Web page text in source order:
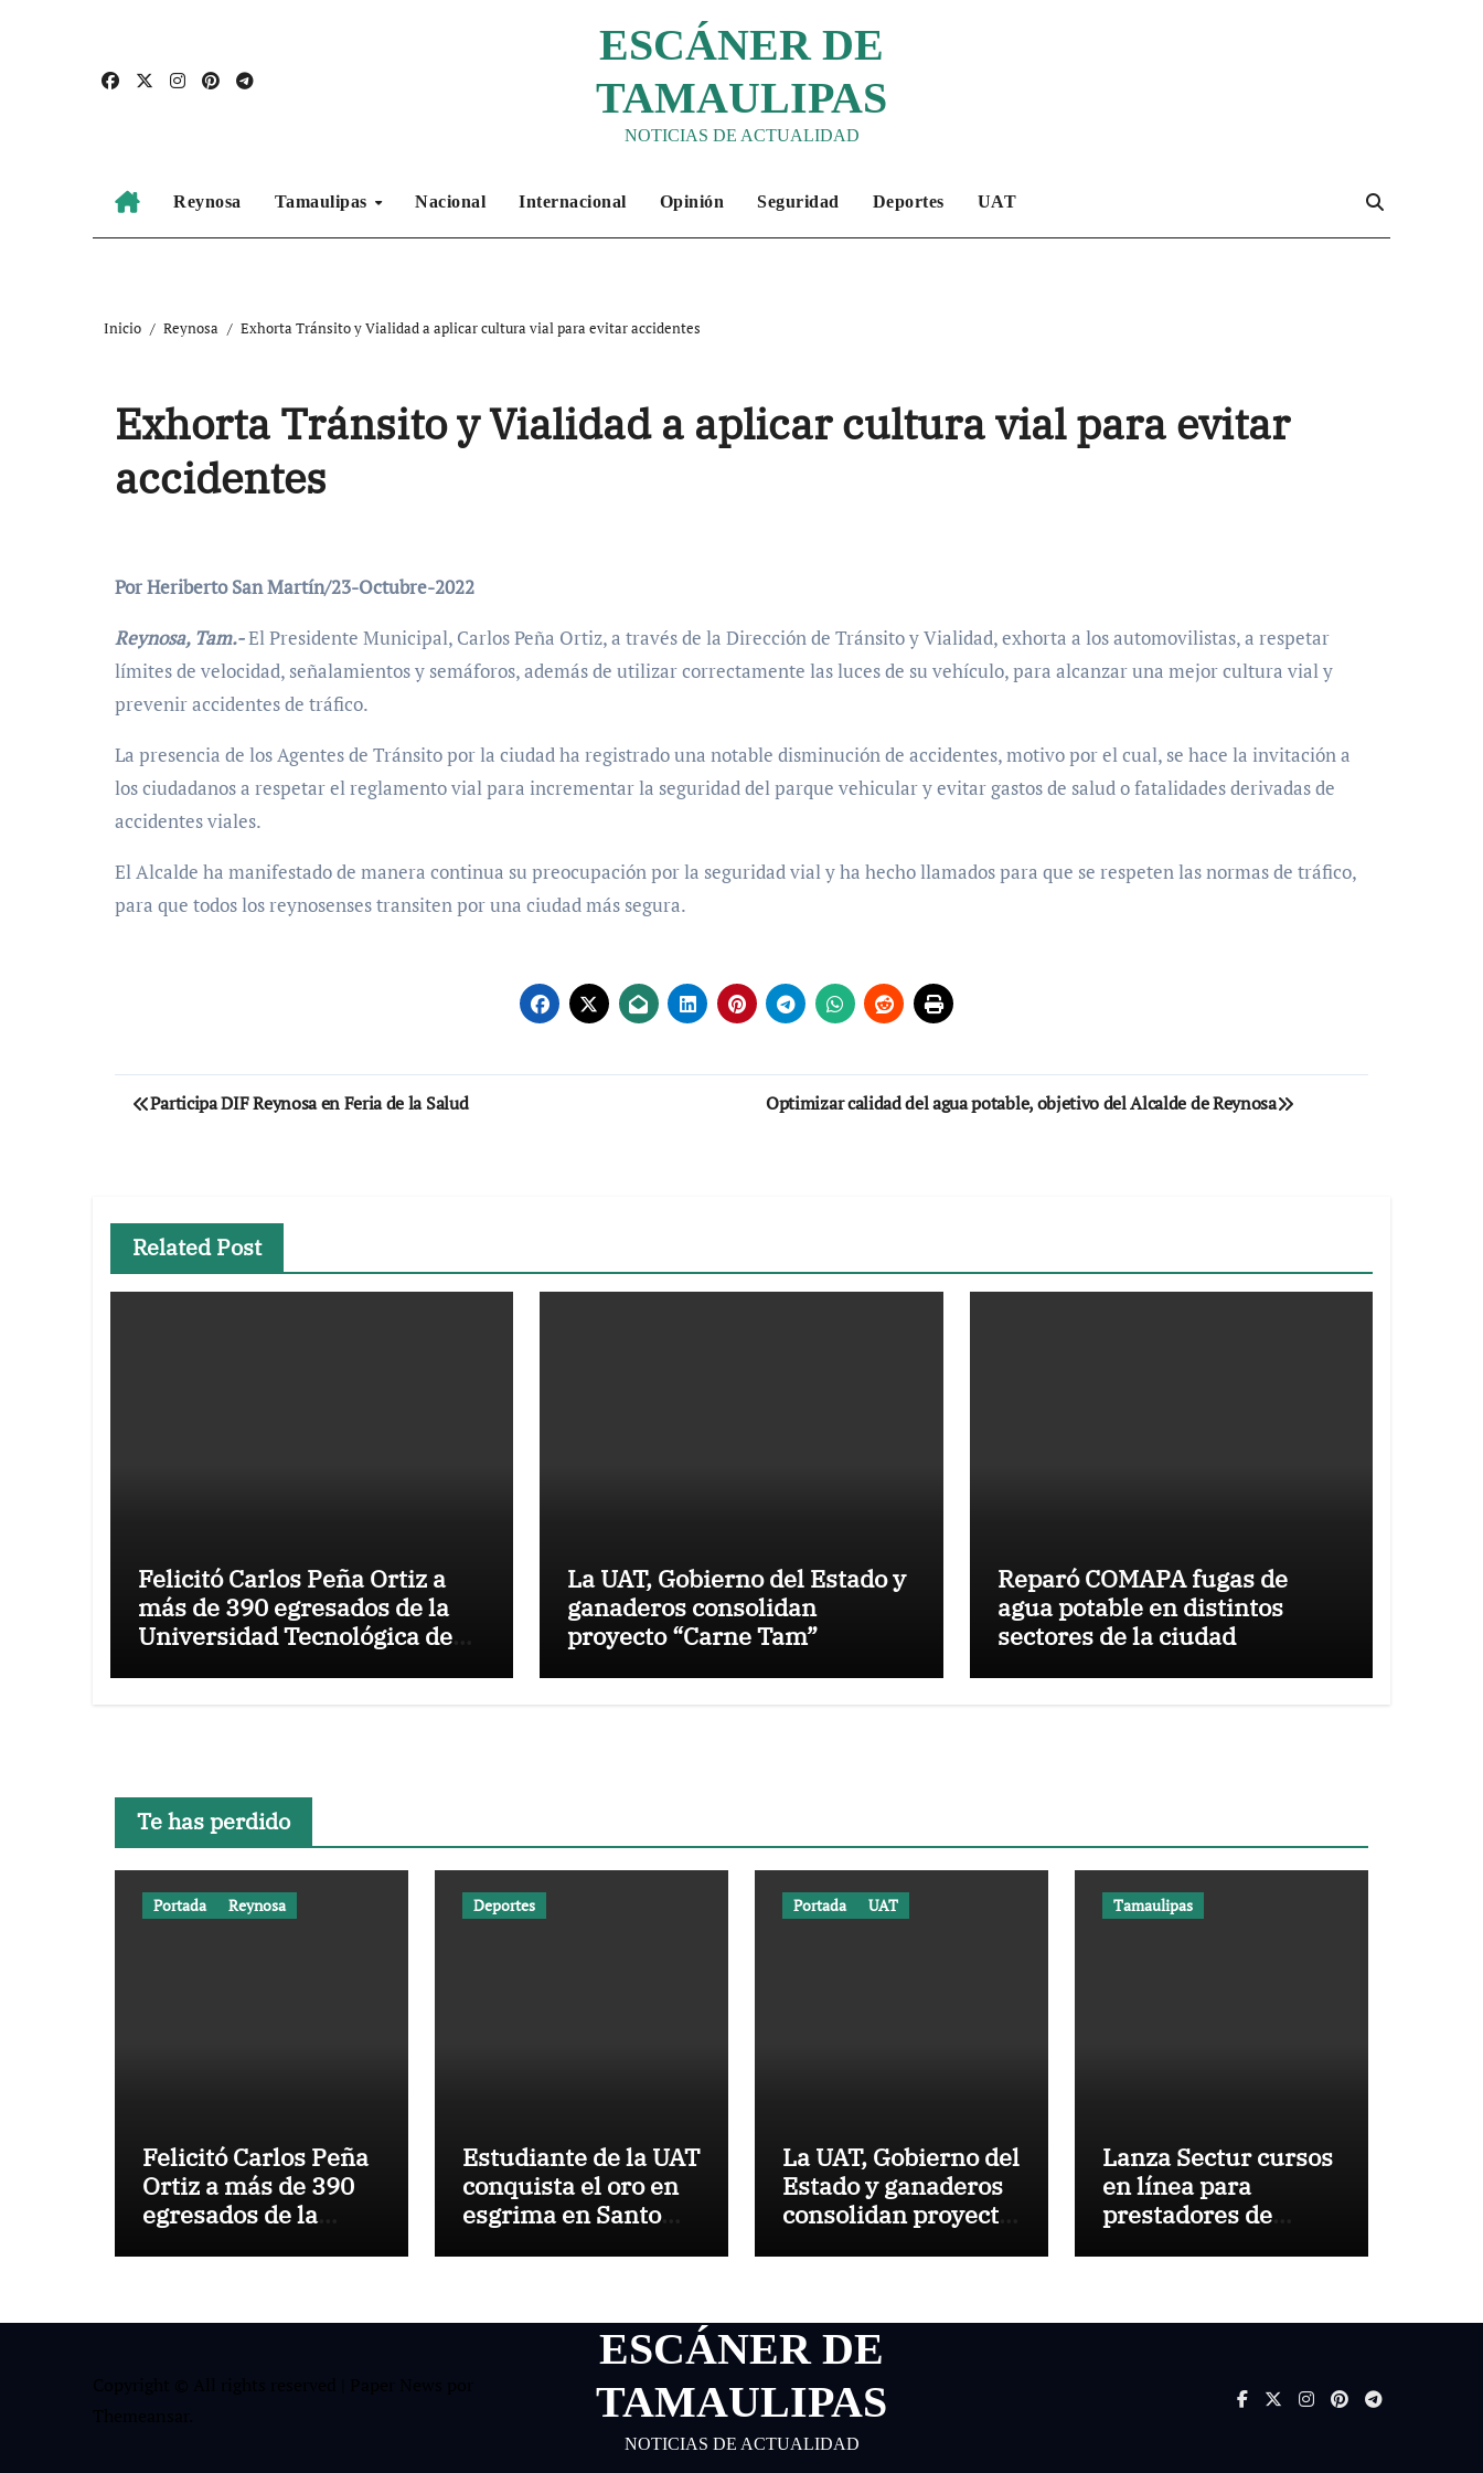
ESCÁNER DE
TAMAULIPAS
NOTICIAS DE ACTUALIDAD
Reynosa Tamaulipas Nacional Internacional Opinión Seguridad Deportes UAT
Inicio Reynosa Exhorta Tránsito y Vialidad a aplicar cultura vial para evitar accidentes
Exhorta Tránsito y Vialidad a aplicar cultura vial para evitar
accidentes
Por Heriberto San Martín/23-Octubre-2022
Reynosa, Tam.-El Presidente Municipal, Carlos Peña Ortiz, a través de la Dirección de Tránsito y Vialidad, exhorta a los automovilistas, a respetar
límites de velocidad, señalamientos y semáforos, además de utilizar correctamente las luces de su vehículo, para alcanzar una mejor cultura vial y
prevenir accidentes de tráfico.
La presencia de los Agentes de Tránsito por la ciudad ha registrado una notable disminución de accidentes, motivo por el cual, se hace la invitación a
los ciudadanos a respetar el reglamento vial para incrementar la seguridad del parque vehicular y evitar gastos de salud o fatalidades derivadas de
accidentes viales.
El Alcalde ha manifestado de manera continua su preocupación por la seguridad vial y ha hecho llamados para que se respeten las normas de tráfico,
para que todos los reynosenses transiten por una ciudad más segura.
Navegación
Participa DIF Reynosa en Feria de la Salud Optimizar calidad del agua potable, objetivo del Alcalde de Reynosa
Related Post
Felicitó Carlos Peña Ortiz a
más de 390 egresados de la
Universidad Tecnológica de
La UAT, Gobierno del Estado y
ganaderos consolidan
proyecto “Carne Tam”
Reparó COMAPA fugas de
agua potable en distintos
sectores de la ciudad
Te has perdido
Portada Reynosa
Felicitó Carlos Peña
Ortiz a más de 390
egresados de la
Deportes
Estudiante de la UAT
conquista el oro en
esgrima en Santo
Portada UAT
La UAT, Gobierno del
Estado y ganaderos
consolidan proyecto
Tamaulipas
Lanza Sectur cursos
en línea para
prestadores de
ESCÁNER DE
TAMAULIPAS
NOTICIAS DE ACTUALIDAD